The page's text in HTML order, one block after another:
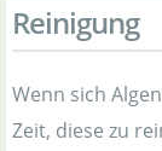
Reinigung
Wenn sich
Zeit, diese zu